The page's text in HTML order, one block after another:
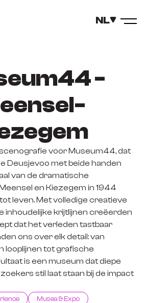
NL
-
voor Museum44, dat
Deusjevoo met beide handen
van de dramatische
en Kiezegem in 1944
leven. Met volledige creatieve
inhoudelijke krijtlijnen creëerden
dat het verleden tastbaar
ons over elk detail: van
looplijnen tot grafische
is een museum dat diepe
stil laat staan bij de impact
Musea & Expo